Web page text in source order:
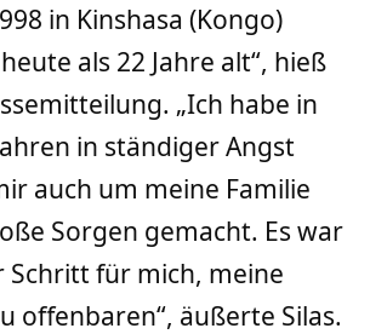
in Kinshasa (Kongo)
als 22 Jahre alt“, hieß
„Ich habe in
in ständiger Angst
auch um meine Familie
Sorgen gemacht. Es war
Schritt für mich, meine
offenbaren“, äußerte Silas.